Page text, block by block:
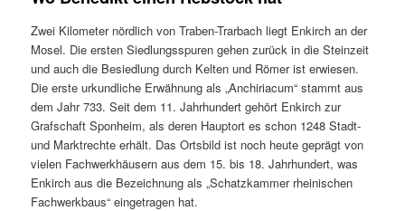
Zwei Kilometer nördlich von Traben-Trarbach liegt Enkirch an der
Mosel. Die ersten Siedlungsspuren gehen zurück in die Steinzeit
und auch die Besiedlung durch Kelten und Römer ist erwiesen.
Die erste urkundliche Erwähnung als „Anchiriacum“ stammt aus
dem Jahr 733. Seit dem 11. Jahrhundert gehört Enkirch zur
Grafschaft Sponheim, als deren Hauptort es schon 1248 Stadt-
und Marktrechte erhält. Das Ortsbild ist noch heute geprägt von
vielen Fachwerkhäusern aus dem 15. bis 18. Jahrhundert, was
Enkirch aus die Bezeichnung als „Schatzkammer rheinischen
Fachwerkbaus“ eingetragen hat.